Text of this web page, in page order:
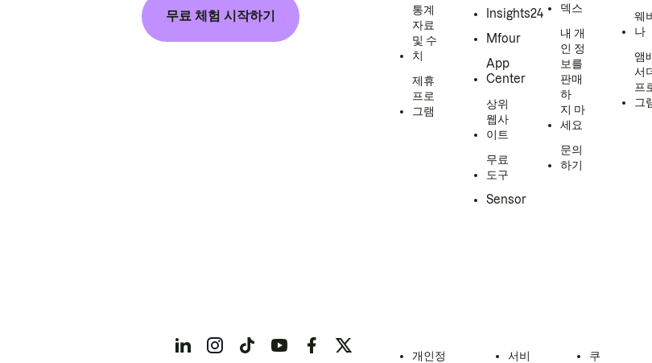
무료 체험 시작하기
통계
자료
및 수
치
제휴
프로
그램
Insights24
Mfour
App
Center
상위
웹사
이트
무료
도구
Sensor
덱스
내 개
인 정
보를
판매
하
지 마
세요
문의
하기
웨
나
앰
서
프
그
개인정
서비
쿠